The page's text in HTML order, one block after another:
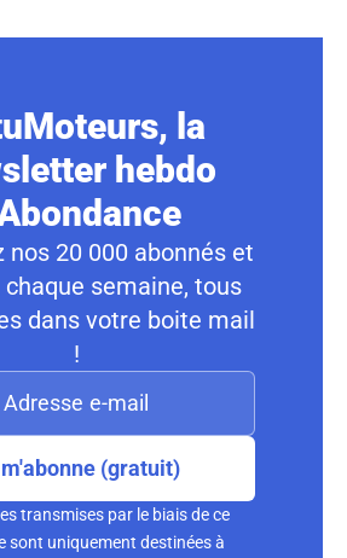
la
hebdo
nos 20 000 abonnés et
chaque semaine, tous
dans votre boite mail
!
(gratuit)
transmises par le biais de ce
sont uniquement destinées à